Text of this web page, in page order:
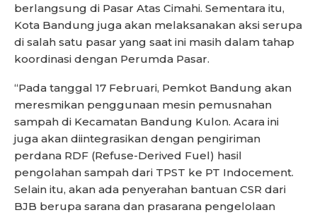
berlangsung di Pasar Atas Cimahi. Sementara itu,
Kota Bandung juga akan melaksanakan aksi serupa
di salah satu pasar yang saat ini masih dalam tahap
koordinasi dengan Perumda Pasar.
“Pada tanggal 17 Februari, Pemkot Bandung akan
meresmikan penggunaan mesin pemusnahan
sampah di Kecamatan Bandung Kulon. Acara ini
juga akan diintegrasikan dengan pengiriman
perdana RDF (Refuse-Derived Fuel) hasil
pengolahan sampah dari TPST ke PT Indocement.
Selain itu, akan ada penyerahan bantuan CSR dari
BJB berupa sarana dan prasarana pengelolaan